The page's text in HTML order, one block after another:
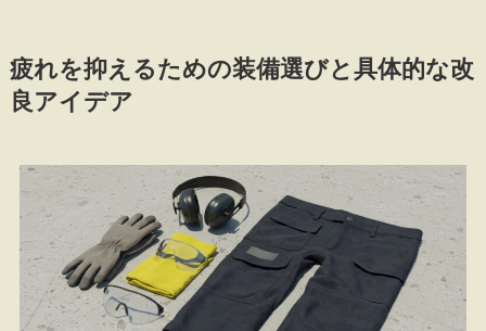
疲れを抑えるための装備選びと具体的な改
良アイデア